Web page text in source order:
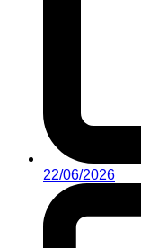
22/06/2026